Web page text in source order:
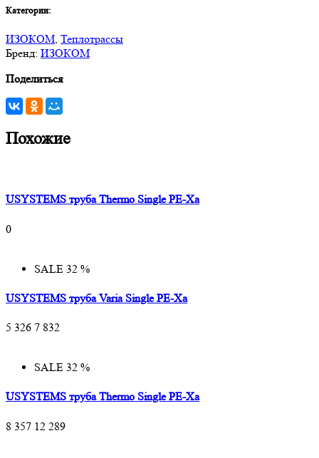
Категории:
ИЗОКОМ, Теплотрассы
Бренд: ИЗОКОМ
Поделиться
Похожие
USYSTEMS труба Thermo Single PE-Xa
0
SALE 32 %
USYSTEMS труба Varia Single PE-Xa
5 326 7 832
SALE 32 %
USYSTEMS труба Thermo Single PE-Xa
8 357 12 289